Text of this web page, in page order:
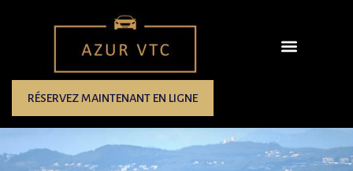
RÉSERVEZ MAINTENANT EN LIGNE